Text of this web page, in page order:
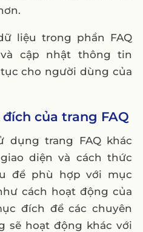
liệu trong phần FAQ
cập nhật thông tin
cho người dùng của
của trang FAQ
dụng trang FAQ khác
diện và cách thức
để phù hợp với mục
cách hoạt động của
đích để các chuyên
sẽ hoạt động khác với